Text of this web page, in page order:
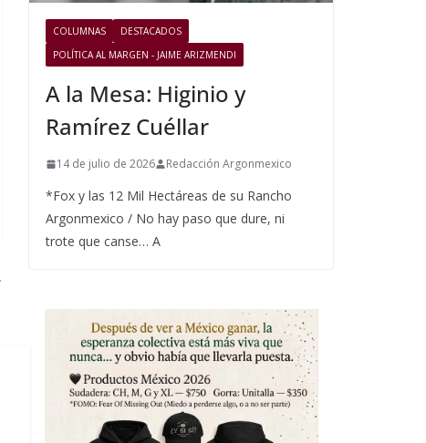
COLUMNAS
DESTACADOS
POLÍTICA AL MARGEN - JAIME ARIZMENDI
A la Mesa: Higinio y
Ramírez Cuéllar
14 de julio de 2026 Redacción Argonmexico
*Fox y las 12 Mil Hectáreas de su Rancho
Argonmexico / No hay paso que dure, ni
trote que canse… A